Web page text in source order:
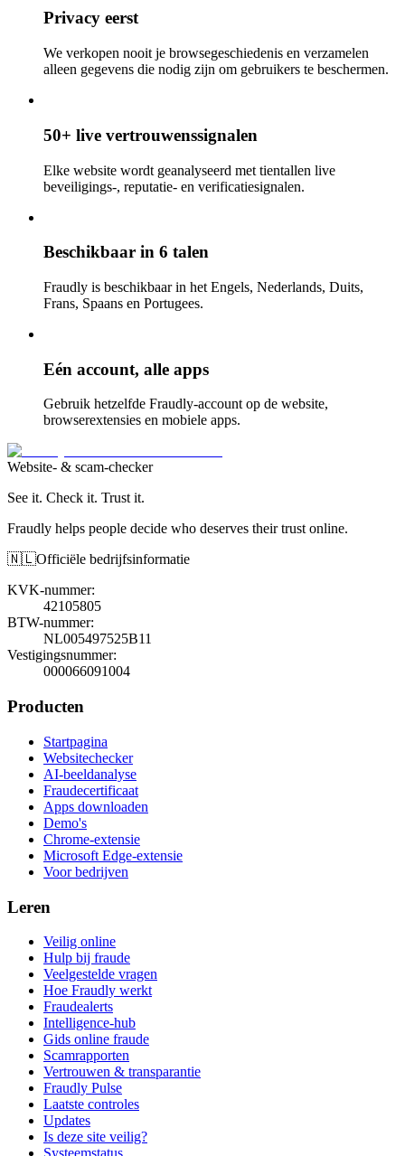
Privacy eerst
We verkopen nooit je browsegeschiedenis en verzamelen
alleen gegevens die nodig zijn om gebruikers te beschermen.
50+ live vertrouwenssignalen
Elke website wordt geanalyseerd met tientallen live
beveiligings-, reputatie- en verificatiesignalen.
Beschikbaar in 6 talen
Fraudly is beschikbaar in het Engels, Nederlands, Duits,
Frans, Spaans en Portugees.
Eén account, alle apps
Gebruik hetzelfde Fraudly-account op de website,
browserextensies en mobiele apps.
Website- & scam-checker
See it. Check it. Trust it.
Fraudly helps people decide who deserves their trust online.
🇳🇱Officiële bedrijfsinformatie
KVK-nummer:
42105805
BTW-nummer:
NL005497525B11
Vestigingsnummer:
000066091004
Producten
Startpagina
Websitechecker
AI-beeldanalyse
Fraudecertificaat
Apps downloaden
Demo's
Chrome-extensie
Microsoft Edge-extensie
Voor bedrijven
Leren
Veilig online
Hulp bij fraude
Veelgestelde vragen
Hoe Fraudly werkt
Fraudealerts
Intelligence-hub
Gids online fraude
Scamrapporten
Vertrouwen & transparantie
Fraudly Pulse
Laatste controles
Updates
Is deze site veilig?